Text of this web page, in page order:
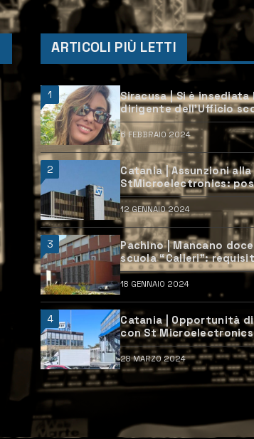
ARTICOLI PIÙ LETTI
1
Siracusa | Si è insediata
dirigente dell’Ufficio
6 FEBBRAIO 2024
2
Catania | Assunzioni alla
StMicroelectronics:
aperte e come
12 GENNAIO 2024
3
Pachino | Mancano
scuola “Calleri”:
candidarsi
18 GENNAIO 2024
4
Catania | Opportunità di
con St
centinaia di assunzioni
28 MARZO 2024